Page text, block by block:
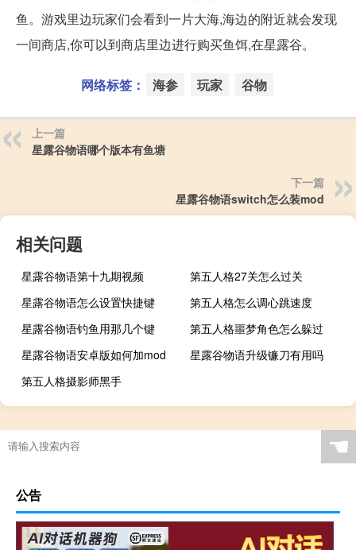
鱼。游戏里边玩家们会看到一片大海,海边的附近就会发现
一间商店,你可以到商店里边进行购买鱼饵,在星露谷。
网络标签： 海参 玩家 谷物
上一篇
星露谷物语哪个版本有鱼塘
下一篇
星露谷物语switch怎么装mod
相关问题
星露谷物语第十九期视频
第五人格27关怎么过关
星露谷物语怎么设置快捷键
第五人格怎么调心跳速度
星露谷物语钓鱼用那几个键
第五人格噩梦角色怎么躲过
星露谷物语安卓版如何加mod
星露谷物语升级镰刀有用吗
第五人格摄影师黑手
☚
公告